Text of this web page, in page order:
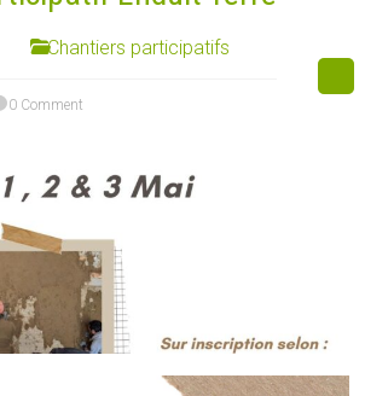
Chantiers participatifs
0 Comment